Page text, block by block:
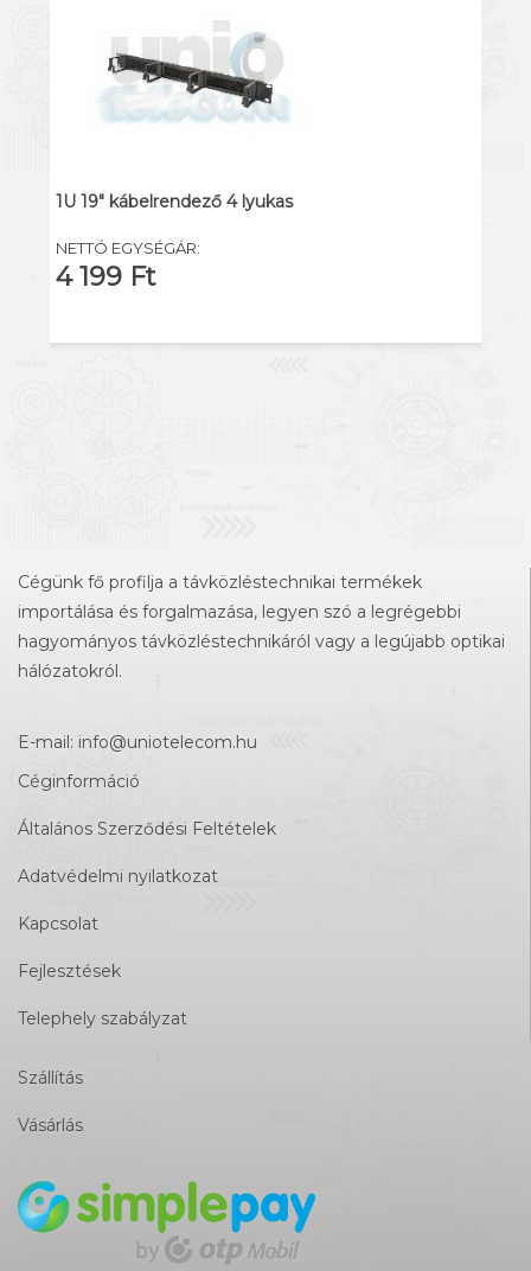
1U 19" kábelrendező 4 lyukas
NETTÓ EGYSÉGÁR:
4 199 Ft
Cégünk fő profilja a távközléstechnikai termékek
importálása és forgalmazása, legyen szó a legrégebbi
hagyományos távközléstechnikáról vagy a legújabb optikai
hálózatokról.
E-mail: info@uniotelecom.hu
Céginformáció
Általános Szerződési Feltételek
Adatvédelmi nyilatkozat
Kapcsolat
Fejlesztések
Telephely szabályzat
Szállítás
Vásárlás